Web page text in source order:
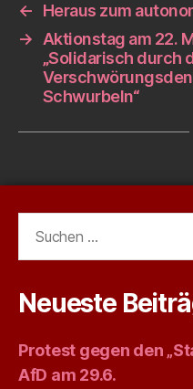
←
Heraus zum
→
Aktionstag am 22.
„Solidarisch durch
Schwurbeln“
nach:
Neueste
Protest gegen den
AfD am 29.6.